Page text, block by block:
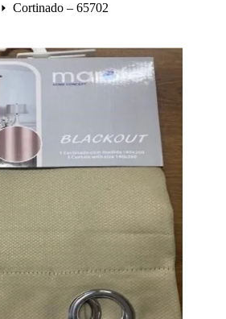
Cortinado – 65702